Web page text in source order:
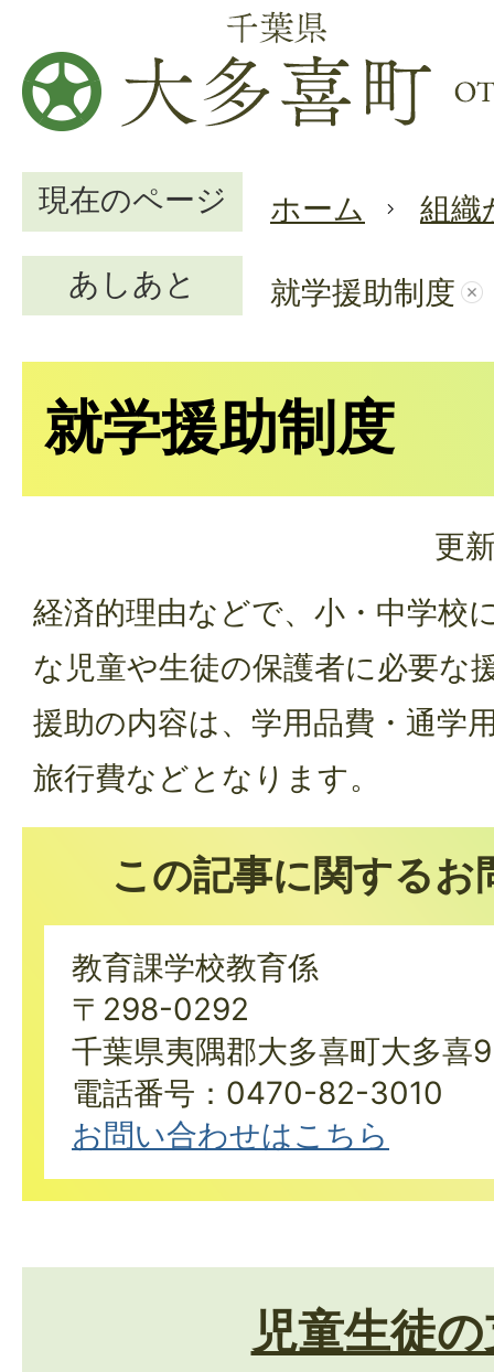
現在のページ ホーム
組織
あしあと
就学援助制度
就学援助制度
更
経済的理由などで、小・中学校
な児童や生徒の保護者に必要な
援助の内容は、学用品費・通学
旅行費などとなります。
この記事に関するお
教育課学校教育係
〒298-0292
千葉県夷隅郡大多喜町大多喜
電話番号：0470-82-3010
お問い合わせはこちら
児童生徒